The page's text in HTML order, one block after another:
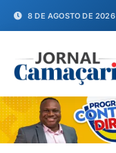
8 DE AGOSTO DE 2026